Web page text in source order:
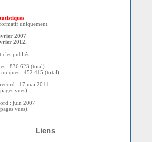
uniquement.
2007
2012.
publiés.
: 836 623 (total).
uniques : 452 415 (total).
: 17 mai 2011
vues).
: juin 2007
vues).
Liens